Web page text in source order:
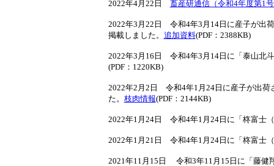
2022年4月22日 畜産研通信（令和4年度第1
2022年3月22日 令和4年3月14日に産子が出
掲載しました。 追加資料(PDF：2388KB)
2022年3月16日 令和4年3月14日に「泰山北
(PDF：1220KB)
2022年2月2日 令和4年1月24日に産子が出荷
た。 枝肉情報(PDF：2144KB)
2022年1月24日 令和4年1月24日に「柊富士
2022年1月21日 令和4年1月24日に「柊富士
2021年11月15日 令和3年11月15日に「藤健